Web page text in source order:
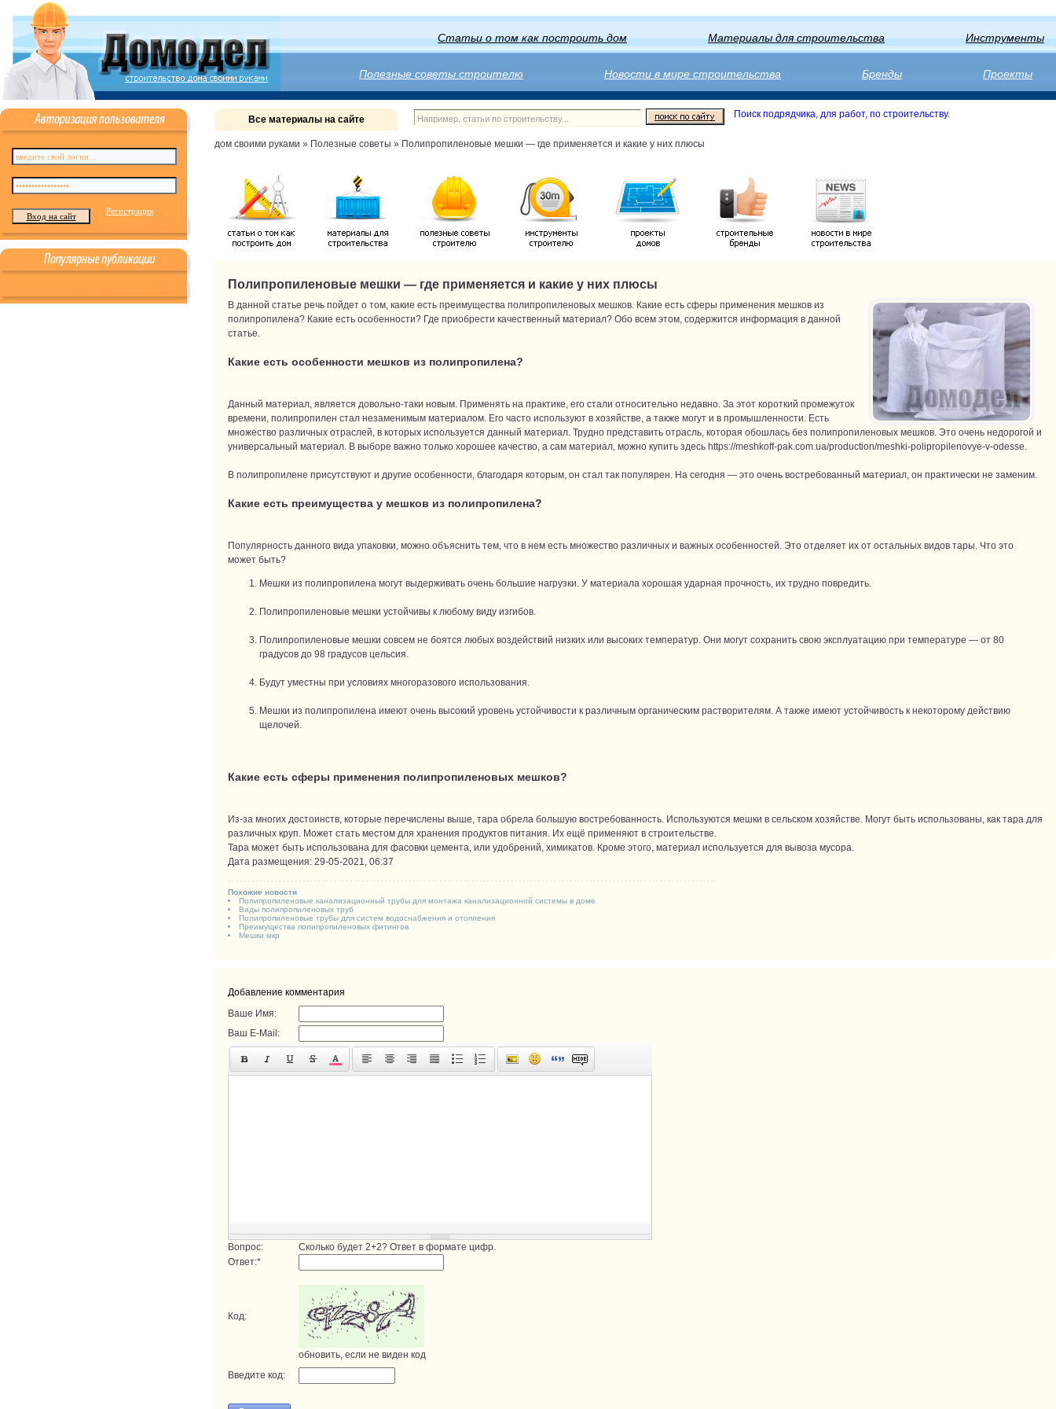
Статьи о том как построить дом Материалы для строительства Инструменты
Полезные советы строителю Новости в мире строительства Бренды Проекты
Все материалы на сайте Поиск подрядчика, для работ, по строительству.
дом своими руками » Полезные советы » Полипропиленовые мешки — где применяется и какие у них плюсы
Полипропиленовые мешки — где применяется и какие у них плюсы
В данной статье речь пойдет о том, какие есть преимущества полипропиленовых мешков. Какие есть сферы применения мешков из
полипропилена? Какие есть особенности? Где приобрести качественный материал? Обо всем этом, содержится информация в данной
статье.
Какие есть особенности мешков из полипропилена?
Данный материал, является довольно-таки новым. Применять на практике, его стали относительно недавно. За этот короткий промежуток
времени, полипропилен стал незаменимым материалом. Его часто используют в хозяйстве, а также могут и в промышленности. Есть
множество различных отраслей, в которых используется данный материал. Трудно представить отрасль, которая обошлась без полипропиленовых мешков. Это очень недорогой и
универсальный материал. В выборе важно только хорошее качество, а сам материал, можно купить здесь https://meshkoff-pak.com.ua/production/meshki-polipropilenovye-v-odesse.
В полипропилене присутствуют и другие особенности, благодаря которым, он стал так популярен. На сегодня — это очень востребованный материал, он практически не заменим.
Какие есть преимущества у мешков из полипропилена?
Популярность данного вида упаковки, можно объяснить тем, что в нем есть множество различных и важных особенностей. Это отделяет их от остальных видов тары. Что это
может быть?
Мешки из полипропилена могут выдерживать очень большие нагрузки. У материала хорошая ударная прочность, их трудно повредить.
Полипропиленовые мешки устойчивы к любому виду изгибов.
Полипропиленовые мешки совсем не боятся любых воздействий низких или высоких температур. Они могут сохранить свою эксплуатацию при температуре — от 80
градусов до 98 градусов цельсия.
Будут уместны при условиях многоразового использования.
Мешки из полипропилена имеют очень высокий уровень устойчивости к различным органическим растворителям. А также имеют устойчивость к некоторому действию
щелочей.
Какие есть сферы применения полипропиленовых мешков?
Из-за многих достоинств, которые перечислены выше, тара обрела большую востребованность. Используются мешки в сельском хозяйстве. Могут быть использованы, как тара для
различных круп. Может стать местом для хранения продуктов питания. Их ещё применяют в строительстве.
Тара может быть использована для фасовки цемента, или удобрений, химикатов. Кроме этого, материал используется для вывоза мусора.
Дата размещения: 29-05-2021, 06:37
Похожие новости
Полипропиленовые канализационный трубы для монтажа канализационной системы в доме
Виды полипропиленовых труб
Полипропиленовые трубы для систем водоснабжения и отопления
Преимущества полипропиленовых фитингов
Мешки мкр
Добавление комментария
Ваше Имя:
Ваш E-Mail:
Вопрос:
Сколько будет 2+2? Ответ в формате цифр.
Ответ:*
Код:
обновить, если не виден код
Введите код:
Регистрация